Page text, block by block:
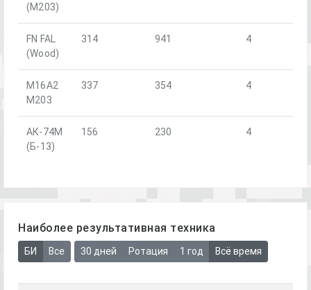
(М203)
FN FAL
(Wood)
314 941 4
M16A2
M203
337 354 4
АК-74М
(Б-13)
156 230 4
Наиболее результативная техника
БИ Все 30 дней Ротация 1 год Всё время